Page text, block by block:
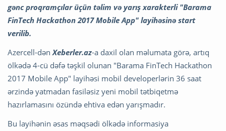
gənc proqramçılar üçün təlim və yarış xarakterli "Barama
FinTech Hackathon 2017 Mobile App" layihəsinə start
verilib.
Azercell-dən Xeberler.az-a daxil olan məlumata görə, artıq
ölkədə 4-cü dəfə təşkil olunan "Barama FinTech Hackathon
2017 Mobile App" layihəsi mobil developerlərin 36 saat
ərzində yatmadan fasiləsiz yeni mobil tətbiqetmə
hazırlamasını özündə ehtiva edən yarışmadır.
Bu layihənin əsas məqsədi ölkədə informasiya